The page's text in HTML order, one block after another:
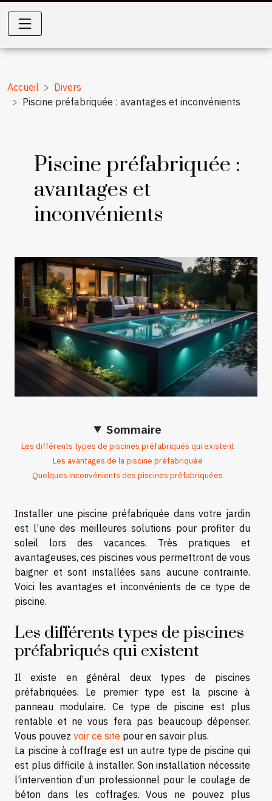
Accueil
Divers
Piscine préfabriquée : avantages et inconvénients
Piscine préfabriquée :
avantages et
inconvénients
Sommaire
Les différents types de piscines préfabriqués qui existent
Les avantages de la piscine préfabriquée
Quelques inconvénients des piscines préfabriquées
Installer une piscine préfabriquée dans votre jardin
est l’une des meilleures solutions pour profiter du
soleil lors des vacances. Très pratiques et
avantageuses, ces piscines vous permettront de vous
baigner et sont installées sans aucune contrainte.
Voici les avantages et inconvénients de ce type de
piscine.
Les différents types de piscines
préfabriqués qui existent
Il existe en général deux types de piscines
préfabriquées. Le premier type est la piscine à
panneau modulaire. Ce type de piscine est plus
rentable et ne vous fera pas beaucoup dépenser.
Vous pouvez voir ce site pour en savoir plus.
La piscine à coffrage est un autre type de piscine qui
est plus difficile à installer. Son installation nécessite
l’intervention d’un professionnel pour le coulage de
béton dans les coffrages. Vous ne pouvez plus